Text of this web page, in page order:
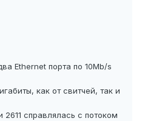
Ethernet порта по 10Mb/s
как от свитчей, так и
справлялась с потоком